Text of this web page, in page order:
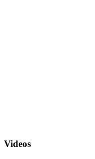
Videos